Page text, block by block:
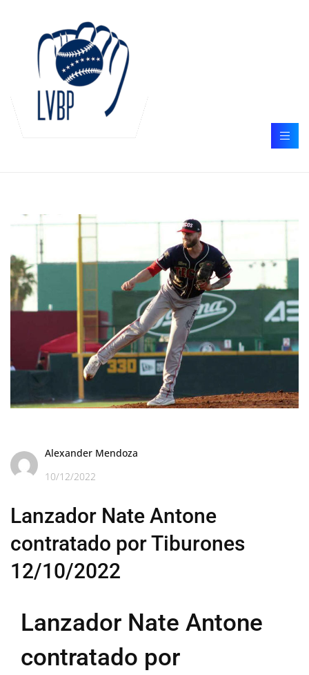
Alexander Mendoza
10/12/2022
Lanzador Nate Antone
contratado por Tiburones
12/10/2022
Lanzador Nate Antone
contratado por